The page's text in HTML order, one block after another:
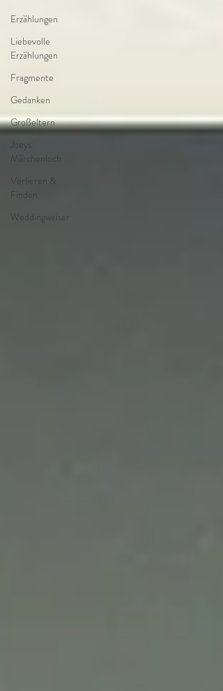
Erzählungen
Liebevolle
Erzählungen
Fragmente
Gedanken
Großeltern
Joeys
Märchenloch
Verlieren &
Finden
Weddingweiser